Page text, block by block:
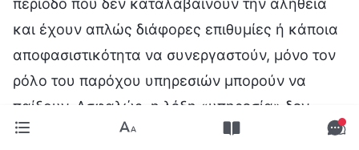
περίοδο που δεν καταλαβαίνουν την αλήθεια
και έχουν απλώς διάφορες επιθυμίες ή κάποια
αποφασιστικότητα να συνεργαστούν, μόνο τον
ρόλο του παρόχου υπηρεσιών μπορούν να
παίξουν. Ασφαλώς, η λέξη «υπηρεσία» δεν
ακούγεται και τόσο ωραία. Για να το θέσουμε